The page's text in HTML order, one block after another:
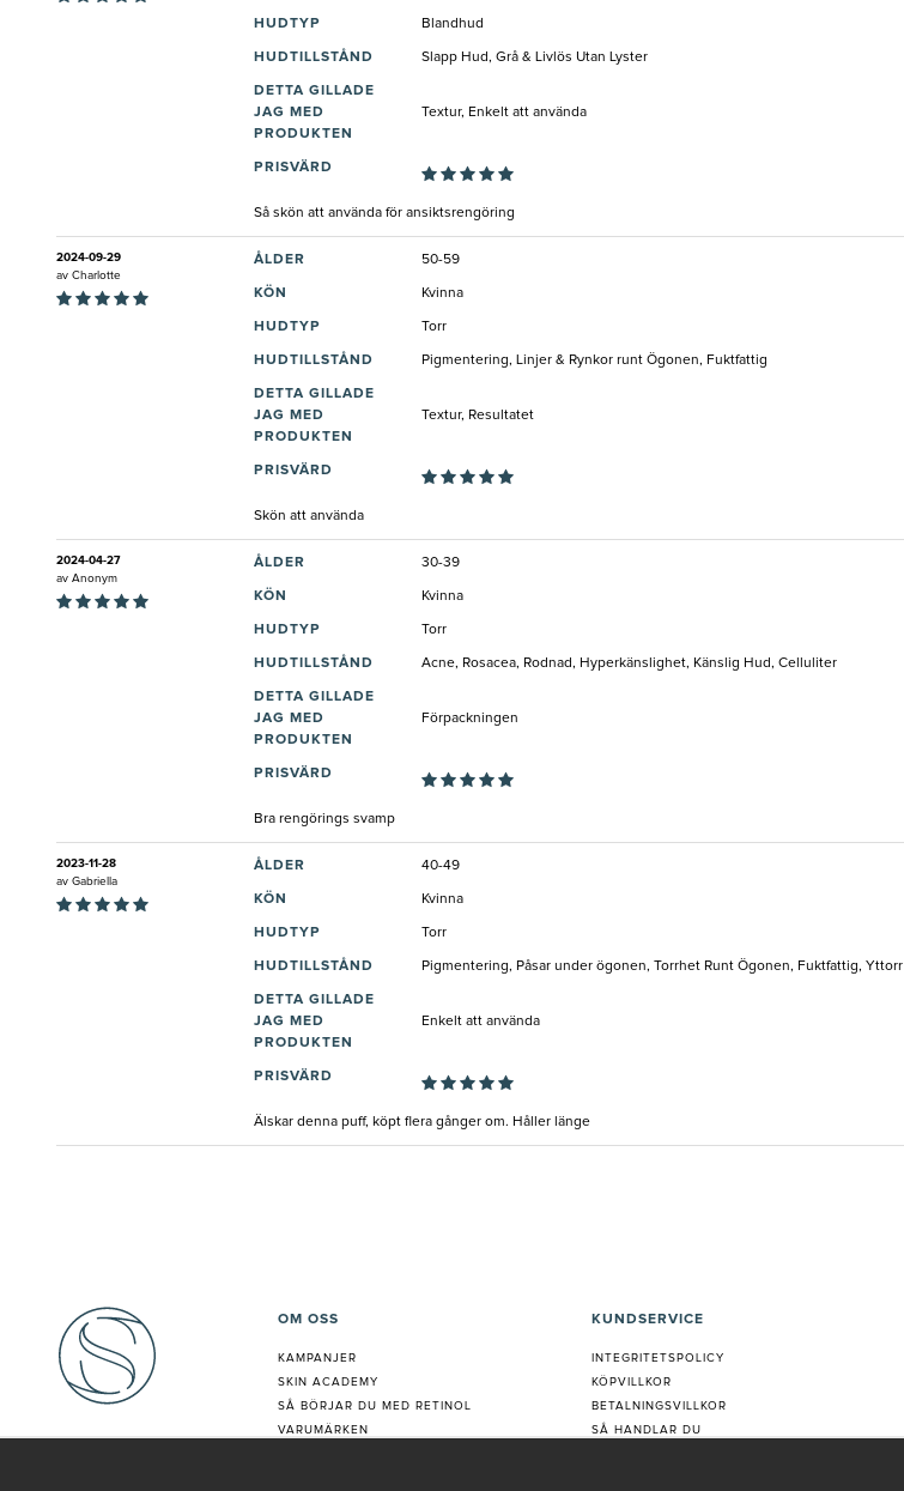
HUDTYP Blandhud
HUDTILLSTÅND Slapp Hud, Grå & Livlös Utan Lyster
DETTA GILLADE
JAG MED
PRODUKTEN
Textur, Enkelt att använda
PRISVÄRD
Så skön att använda för ansiktsrengöring
2024-09-29
av Charlotte
ÅLDER 50-59
KÖN Kvinna
HUDTYP Torr
HUDTILLSTÅND Pigmentering, Linjer & Rynkor runt Ögonen, Fuktfattig
DETTA GILLADE
JAG MED
PRODUKTEN
Textur, Resultatet
PRISVÄRD
Skön att använda
2024-04-27
av Anonym
ÅLDER 30-39
KÖN Kvinna
HUDTYP Torr
HUDTILLSTÅND Acne, Rosacea, Rodnad, Hyperkänslighet, Känslig Hud, Celluliter
DETTA GILLADE
JAG MED
PRODUKTEN
Förpackningen
PRISVÄRD
Bra rengörings svamp
2023-11-28
av Gabriella
ÅLDER 40-49
KÖN Kvinna
HUDTYP Torr
HUDTILLSTÅND Pigmentering, Påsar under ögonen, Torrhet Runt Ögonen, Fuktfattig, Yttorr
DETTA GILLADE
JAG MED
PRODUKTEN
Enkelt att använda
PRISVÄRD
Älskar denna puff, köpt flera gånger om. Håller länge
OM OSS
KAMPANJER
SKIN ACADEMY
SÅ BÖRJAR DU MED RETINOL
VARUMÄRKEN
KUNDSERVICE
INTEGRITETSPOLICY
KÖPVILLKOR
BETALNINGSVILLKOR
SÅ HANDLAR DU